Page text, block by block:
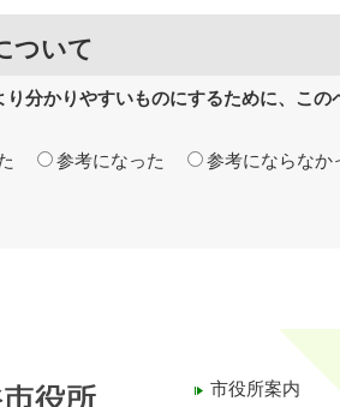
ついて
り分かりやすいものにするために、こ
参考になった 参考にならなか
市役所案内